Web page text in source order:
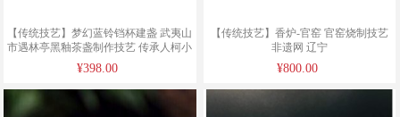
【传统技艺】梦幻蓝铃铛杯建盏 武夷山
市遇林亭黑釉茶盏制作技艺 传承人柯小
云
¥398.00
【传统技艺】香炉-官窑 官窑烧制技艺
非遗网 辽宁
¥800.00